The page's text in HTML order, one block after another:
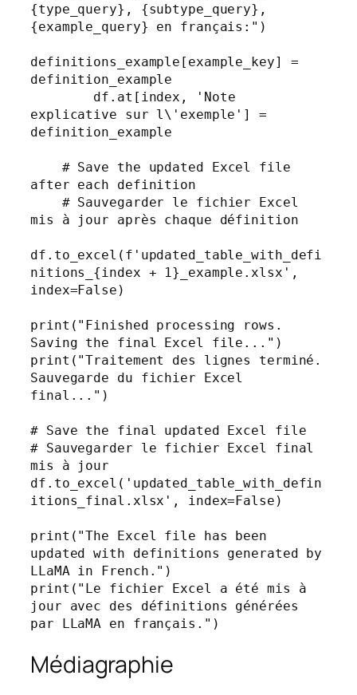
{type_query}, {subtype_query},
{example_query} en français:")
definitions_example[example_key] =
definition_example
explicative sur l\'exemple'] =
definition_example
after each definition
mis à jour après chaque définition
df.to_excel(f'updated_table_with_defi
nitions_{index + 1}_example.xlsx',
index=False)
print("Finished processing rows.
Saving the final Excel file...")
print("Traitement des lignes terminé.
Sauvegarde du fichier Excel
final...")
# Save the final updated Excel file
# Sauvegarder le fichier Excel final
mis à jour
df.to_excel('updated_table_with_defin
itions_final.xlsx', index=False)
print("The Excel file has been
updated with definitions generated by
LLaMA in French.")
print("Le fichier Excel a été mis à
jour avec des définitions générées
par LLaMA en français.")
Médiagraphie